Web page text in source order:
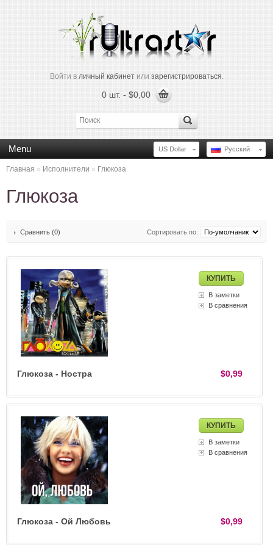
Войти в личный кабинетили зарегистрироваться.
0 шт. - $0,00
Русский
US Dollar
Menu
Главная » Исполнители » Глюкоза
Глюкоза
Сравнить (0) Сортировать по:
В заметки
В сравнения
$0,99
Глюкоза - Ностра
В заметки
В сравнения
$0,99
Глюкоза - Ой Любовь